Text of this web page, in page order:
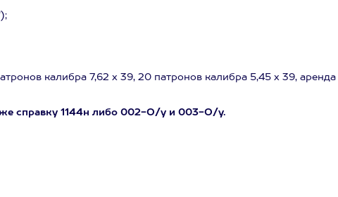
калибра 7,62 х 39, 20 патронов калибра 5,45 х 39, аренда
справку 1144н либо 002-О/у и 003-О/у.